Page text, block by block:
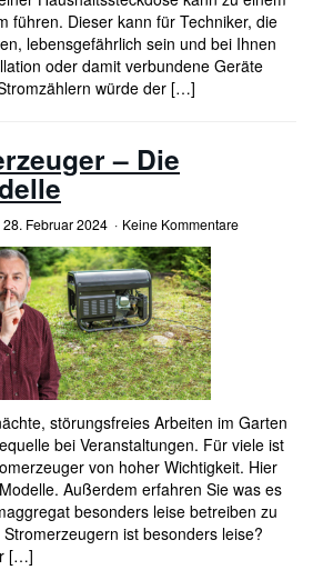
führen. Dieser kann für Techniker, die
lebensgefährlich sein und bei Ihnen
oder damit verbundene Geräte
würde der […]
– Die
28. Februar 2024 Keine Kommentare
störungsfreies Arbeiten im Garten
bei Veranstaltungen. Für viele ist
von hoher Wichtigkeit. Hier
Außerdem erfahren Sie was es
besonders leise betreiben zu
ist besonders leise?
[…]